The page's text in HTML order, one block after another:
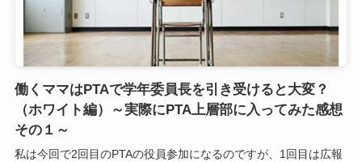
働くママはPTAで学年委員長を引き受けると大変？
（ホワイト編）～実際にPTA上層部に入ってみた感想
その１～
私は今回で2回目のPTAの役員参加になるのですが、1回目は広報